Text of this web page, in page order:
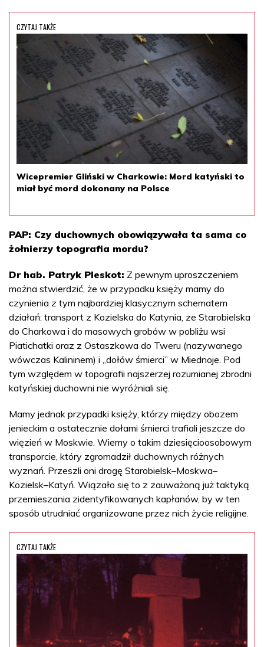
CZYTAJ TAKŻE
Wicepremier Gliński w Charkowie: Mord katyński to
miał być mord dokonany na Polsce
PAP: Czy duchownych obowiązywała ta sama co
żołnierzy topografia mordu?
Dr hab. Patryk Pleskot: Z pewnym uproszczeniem
można stwierdzić, że w przypadku księży mamy do
czynienia z tym najbardziej klasycznym schematem
działań: transport z Kozielska do Katynia, ze Starobielska
do Charkowa i do masowych grobów w pobliżu wsi
Piatichatki oraz z Ostaszkowa do Tweru (nazywanego
wówczas Kalininem) i „dołów śmierci” w Miednoje. Pod
tym względem w topografii najszerzej rozumianej zbrodni
katyńskiej duchowni nie wyróżniali się.
Mamy jednak przypadki księży, którzy między obozem
jenieckim a ostatecznie dołami śmierci trafiali jeszcze do
więzień w Moskwie. Wiemy o takim dziesięcioosobowym
transporcie, który zgromadził duchownych różnych
wyznań. Przeszli oni drogę Starobielsk–Moskwa–
Kozielsk–Katyń. Wiązało się to z zauważoną już taktyką
przemieszania zidentyfikowanych kapłanów, by w ten
sposób utrudniać organizowane przez nich życie religijne.
CZYTAJ TAKŻE